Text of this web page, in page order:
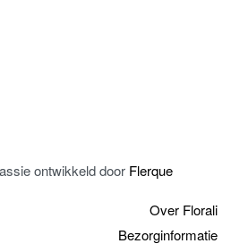
ontwikkeld door Flerque
Over Florali
Bezorginformatie